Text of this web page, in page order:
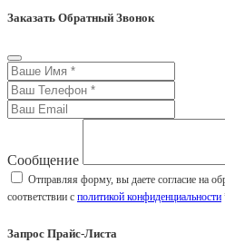
Заказать Обратный Звонок
Сообщение
Отправляя форму, вы даете согласие на
соответствии с политикой конфиденциальности
Запрос Прайс-Листа